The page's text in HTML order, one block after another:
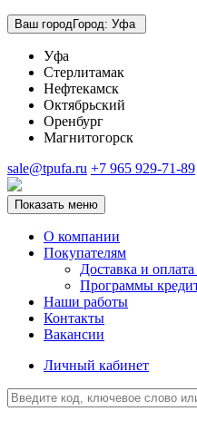
Ваш городГород: Уфа
Уфа
Стерлитамак
Нефтекамск
Октябрьский
Оренбург
Магнитогорск
sale@tpufa.ru +7 965 929-71-89
Показать меню
О компании
Покупателям
Доставка и оплата
Программы
Наши работы
Контакты
Вакансии
Личный кабинет